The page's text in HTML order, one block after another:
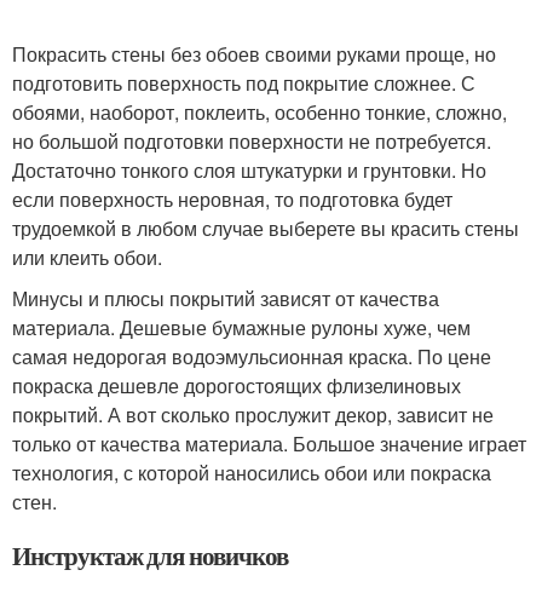
Покрасить стены без обоев своими руками проще, но
подготовить поверхность под покрытие сложнее. С
обоями, наоборот, поклеить, особенно тонкие, сложно,
но большой подготовки поверхности не потребуется.
Достаточно тонкого слоя штукатурки и грунтовки. Но
если поверхность неровная, то подготовка будет
трудоемкой в любом случае выберете вы красить стены
или клеить обои.
Минусы и плюсы покрытий зависят от качества
материала. Дешевые бумажные рулоны хуже, чем
самая недорогая водоэмульсионная краска. По цене
покраска дешевле дорогостоящих флизелиновых
покрытий. А вот сколько прослужит декор, зависит не
только от качества материала. Большое значение играет
технология, с которой наносились обои или покраска
стен.
Инструктаж для новичков